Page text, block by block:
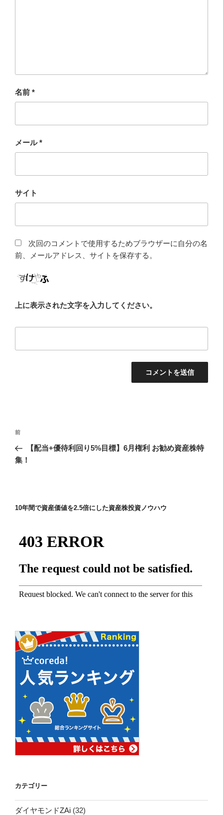
名前 *
メール*
サイト
次回のコメントで使用するためブラウザーに自分の名
前、メールアドレス、サイトを保存する。
上に表示された文字を入力してください。
投
ナ
シ
ン
前
の
投
前
【配当+優待利回り5%目標】6月権利 お勧め資産株特
集！
10年間で資産価値を2.5倍にした資産株投資ノウハウ
カテゴリー
ダイヤモンドZAi (32)